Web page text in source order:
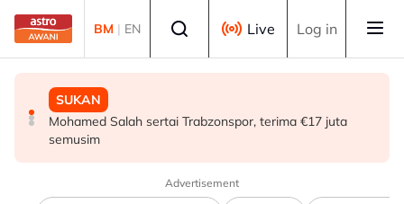
Skip to main content
BM | EN Live Log in
MALAYSIA
Teknologi "5G Advanced" buka potensi besar pacu
transformasi pelbagai sektor - Fahmi
SUKAN
Mohamed Salah sertai Trabzonspor, terima €17 juta
semusim
MALAYSIA
Berita tempatan pilihan sepanjang hari ini
Advertisement